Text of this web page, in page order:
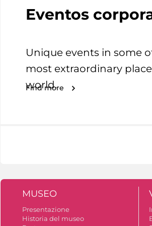
Eventos
Unique events in some
most extraordinary
world.
Find more
MUSEO
Presentazione
Historia del museo